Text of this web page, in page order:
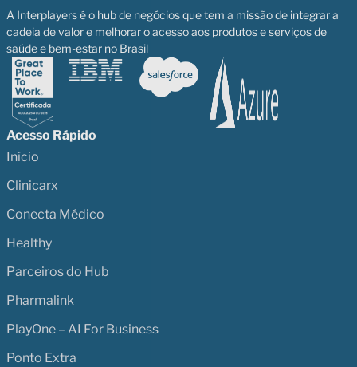
A Interplayers é o hub de negócios que tem a missão de integrar a
cadeia de valor e melhorar o acesso aos produtos e serviços de
saúde e bem-estar no Brasil
Acesso Rápido
Início
Clinicarx
Conecta Médico
Healthy
Parceiros do Hub
Pharmalink
PlayOne – AI For Business
Ponto Extra